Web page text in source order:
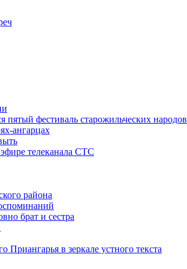
пятый фестиваль старожильческих народов
ангарцах
телеканала СТС
района
брат и сестра
Приангарья в зеркале устного текста